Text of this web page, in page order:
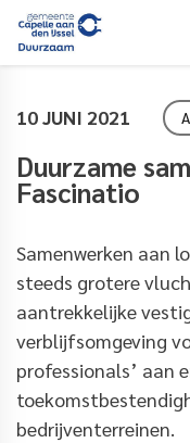
10 JUNI 2021
Duurzame
Fascinatio
Samenwerken aan
steeds grotere
aantrekkelijke
verblijfsomgeving
professionals’ aan
bedrijventerreinen.